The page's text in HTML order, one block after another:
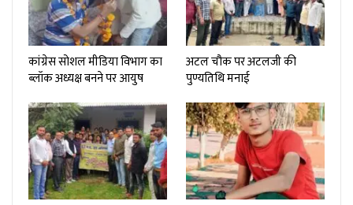
कांग्रेस सोशल मीडिया विभाग का
ब्लॉक अध्यक्ष बनने पर आयुष
अटल चौक पर अटलजी की
पुण्यतिथि मनाई